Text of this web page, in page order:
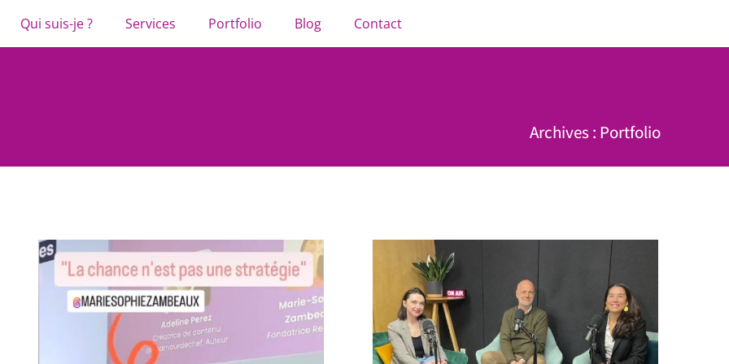
Qui suis-je ? Services Portfolio Blog Contact
Archives : Portfolio